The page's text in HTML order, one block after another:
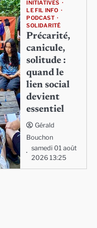
INITIATIVES
LE FIL INFO
PODCAST
SOLIDARITÉ
Précarité,
canicule,
solitude :
quand le
lien social
devient
essentiel
Gérald
Bouchon
samedi 01 août
2026 13:25